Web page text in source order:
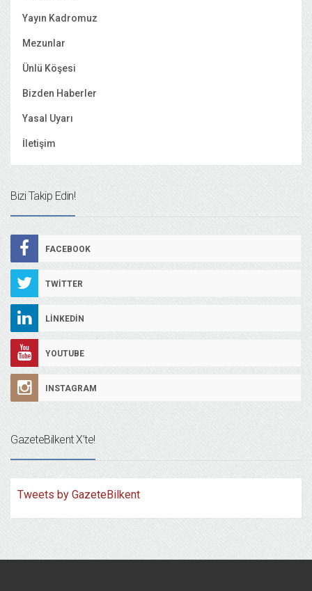
Yayın Kadromuz
Mezunlar
Ünlü Köşesi
Bizden Haberler
Yasal Uyarı
İletişim
Bizi Takip Edin!
FACEBOOK
TWITTER
LINKEDIN
YOUTUBE
INSTAGRAM
GazeteBilkent X’te!
Tweets by GazeteBilkent